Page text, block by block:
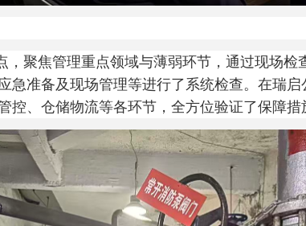
，聚焦管理重点领域与薄弱环节，通过现场检
急准备及现场管理等进行了系统检查。在瑞
控、仓储物流等各环节，全方位验证了保障措